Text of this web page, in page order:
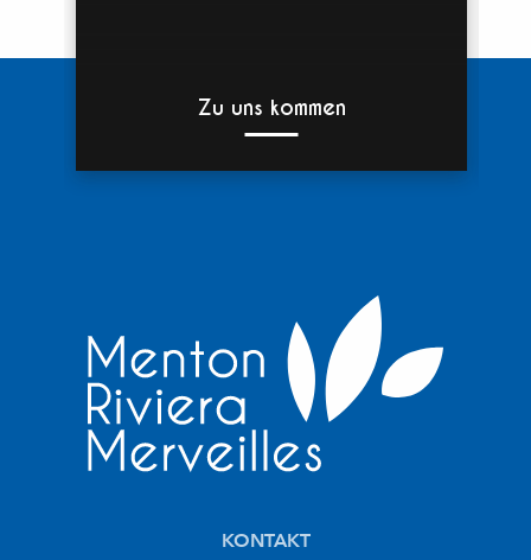
Zu uns kommen
KONTAKT